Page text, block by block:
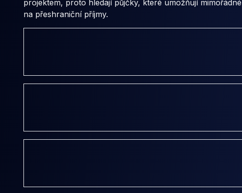
projektem, proto hledají půjčky, které umožňují
na přeshraniční příjmy.